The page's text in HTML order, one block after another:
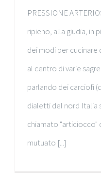
PRESSIONE
ripieno, alla giudia, in
dei modi per
al centro di varie
parlando dei carciofi
dialetti del nord Italia
chiamato "articiocco"
mutuato [...]